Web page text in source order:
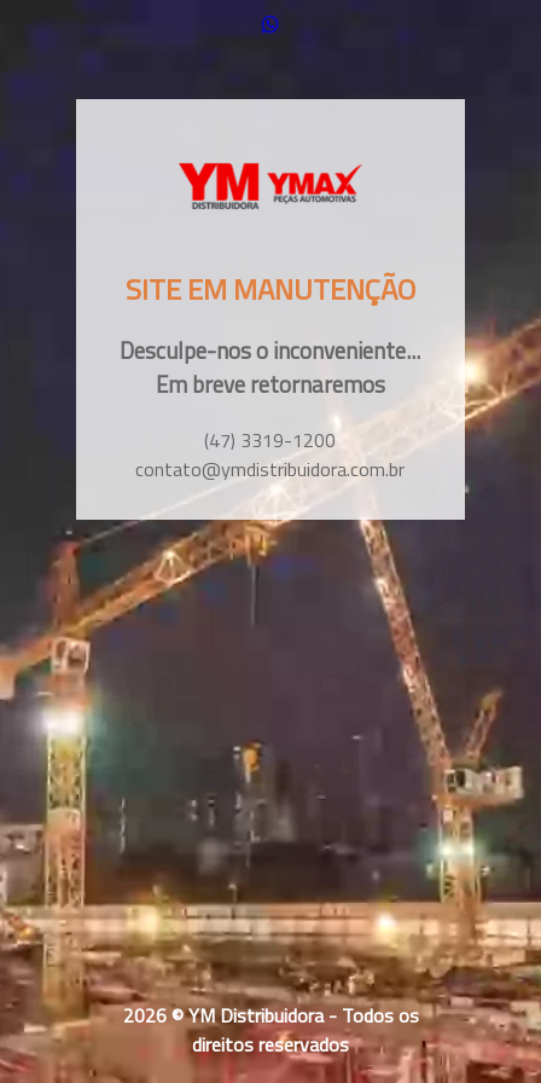
SITE EM MANUTENÇÃO
Desculpe-nos o inconveniente...
Em breve retornaremos
(47) 3319-1200
contato@ymdistribuidora.com.br
2026 © YM Distribuidora - Todos os
direitos reservados